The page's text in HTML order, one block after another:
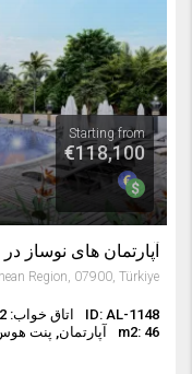
Starting from
€118,100
آپارتمان های نوساز در
ID: AL-1148 اتاق خواب: 1,2
m2: 46
آپارتمان, پنت